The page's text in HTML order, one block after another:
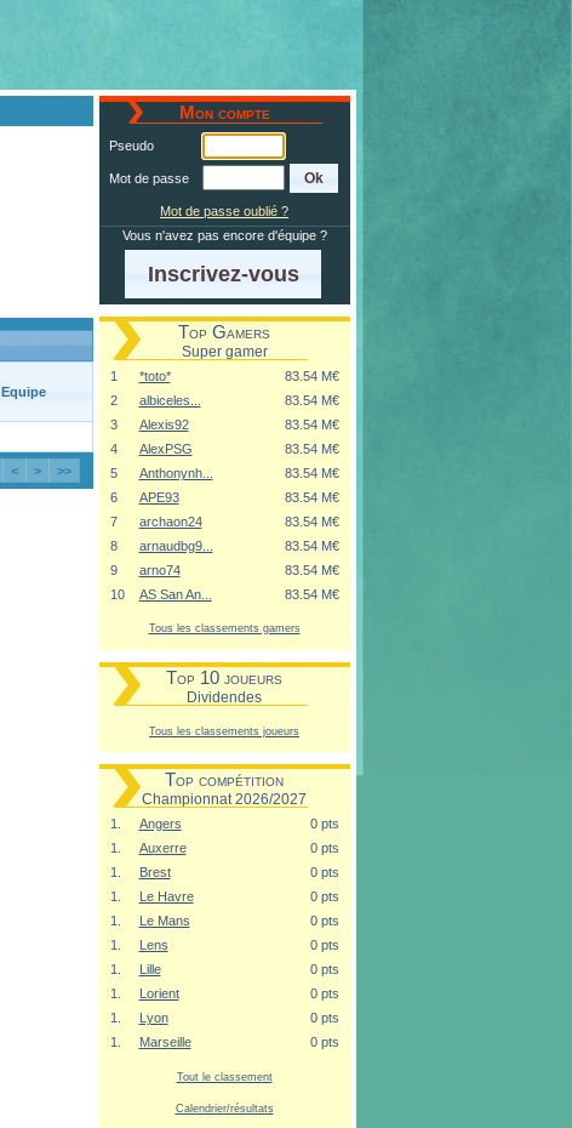
Equipe
< > >>
Mon compte
Pseudo
Mot de passe
Mot de passe oublié ?
Vous n'avez pas encore d'équipe ?
Inscrivez-vous
Top Gamers
Super gamer
1 *toto*
83.54 M€
2
albiceles...
83.54 M€
3
Alexis92
83.54 M€
4
AlexPSG
83.54 M€
5
Anthonynh...
83.54 M€
6
APE93
83.54 M€
7
archaon24
83.54 M€
8
arnaudbg9...
83.54 M€
9
arno74
83.54 M€
10
AS San An... 83.54 M€
Tous les classements gamers
Top 10 joueurs
Dividendes
Tous les classements joueurs
Top compétition
Championnat 2026/2027
1. Angers
0 pts
1.
Auxerre
0 pts
1.
Brest
0 pts
1.
Le Havre
0 pts
1.
Le Mans
0 pts
1.
Lens
0 pts
1.
Lille
0 pts
1.
Lorient
0 pts
1.
Lyon
0 pts
1.
Marseille 0 pts
Tout le classement
Calendrier/résultats